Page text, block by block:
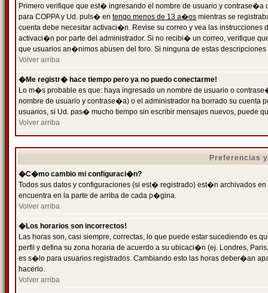
Primero verifique que est� ingresando el nombre de usuario y
para COPPA y Ud. puls� en tengo menos de 13 a�os mientras se
cuenta debe necesitar activaci�n. Revise su correo y vea las
activaci�n por parte del administrador. Si no recibi� un correo, verifique
que usuarios an�nimos abusen del foro. Si ninguna de estas
Volver arriba
�Me registr� hace tiempo pero ya no puedo conectarme!
Lo m�s probable es que: haya ingresado un nombre de usuario o
nombre de usuario y contrase�a) o el administrador ha borrado su
usuarios, si Ud. pas� mucho tiempo sin escribir mensajes nuevos, puede
Volver arriba
Preferencias
�C�mo cambio mi configuraci�n?
Todos sus datos y configuraciones (si est� registrado) est�n archivados
encuentra en la parte de arriba de cada p�gina.
Volver arriba
�Los horarios son incorrectos!
Las horas son, casi siempre, correctas, lo que puede estar sucediendo es
perfil y defina su zona horaria de acuerdo a su ubicaci�n (ej. Londres,
es s�lo para usuarios registrados. Cambiando esto las horas deber�an
hacerlo.
Volver arriba